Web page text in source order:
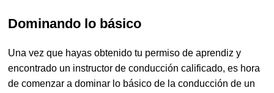
Dominando lo básico
Una vez que hayas obtenido tu permiso de aprendiz y
encontrado un instructor de conducción calificado, es hora
de comenzar a dominar lo básico de la conducción de un